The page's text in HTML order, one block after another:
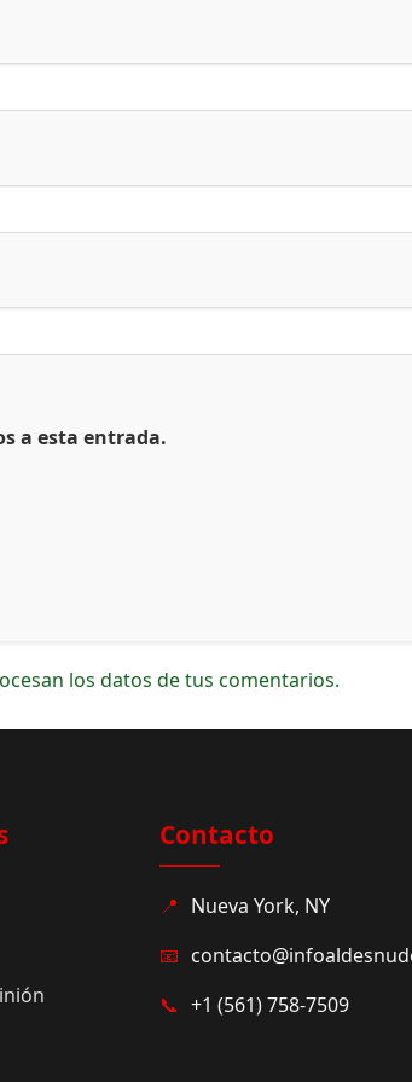
a esta entrada.
los datos de tus comentarios.
Contacto
📍 Nueva York, NY
📧
📞 +1 (561) 758-7509